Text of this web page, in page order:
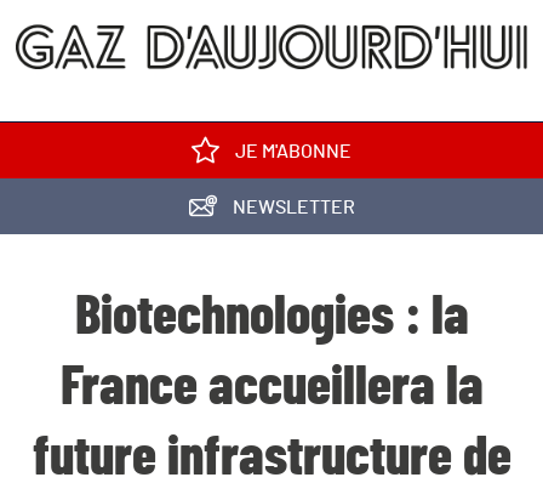
JE M'ABONNE
NEWSLETTER
Biotechnologies : la
France accueillera la
future infrastructure de